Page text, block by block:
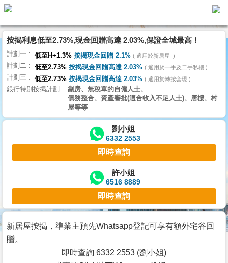
代
理
主
頁
搵
樓/
交
業
主
宅
谷
按
按揭利息低至2.73%,現金回贈高達 2.03%,保證全城最高！
計劃一 低至H+1.3% 按揭現金回贈 2.1% 適用於新居屋
計劃二 低至2.73% 按揭現金回贈高達 2.03% 適用於一手及二手私樓
計劃三 低至2.73% 按揭現金回贈高達 2.03% 適用於轉按套現
銀行特別按揭計劃
劏房、無稅單的自僱人士、
債務整合、資產審批(適合收入不足人士)、唐樓、村
屋等等
劉小姐
6332 2553
即時查詢
許小姐
6516 8889
即時查詢
新居屋按揭，準業主預先Whatsapp登記可享有額外宅谷回
贈。
即時查詢 6332 2553 (劉小姐)